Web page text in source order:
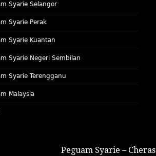
Syarie Selangor
Syarie Perak
Syarie Kuantan
Syarie Negeri Sembilan
Syarie Terengganu
Malaysia
Peguam Syarie – Cheras